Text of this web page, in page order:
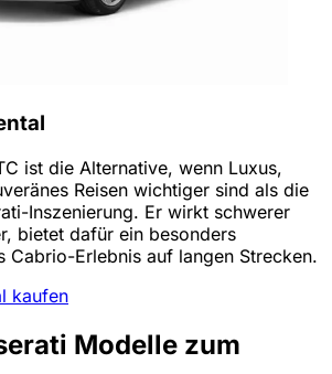
ist die Alternative, wenn Luxus,
Reisen wichtiger sind als die
Inszenierung. Er wirkt schwerer
bietet dafür ein besonders
Cabrio-Erlebnis auf langen Strecken.
kaufen
Modelle zum